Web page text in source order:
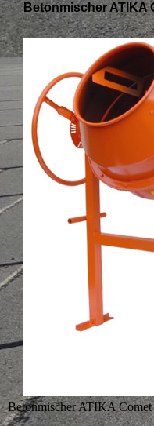
Betonmischer ATIKA
Betonmischer ATIKA